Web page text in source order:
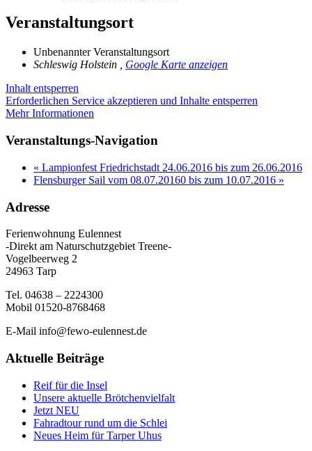
Veranstaltungsort
Unbenannter Veranstaltungsort
Schleswig Holstein
Google Karte anzeigen
Inhalt entsperren
Erforderlichen Service akzeptieren und Inhalte entsperren
Mehr Informationen
Veranstaltungs-Navigation
« Lampionfest Friedrichstadt 24.06.2016 bis zum 26.06.2016
Flensburger Sail vom 08.07.20160 bis zum 10.07.2016 »
Adresse
Ferienwohnung Eulennest
-Direkt am Naturschutzgebiet Treene-
Vogelbeerweg 2
24963 Tarp
Tel. 04638 – 2224300
Mobil 01520-8768468
E-Mail info@fewo-eulennest.de
Aktuelle Beiträge
Reif für die Insel
Unsere aktuelle Brötchenvielfalt
Jetzt NEU
Fahradtour rund um die Schlei
Neues Heim für Tarper Uhus